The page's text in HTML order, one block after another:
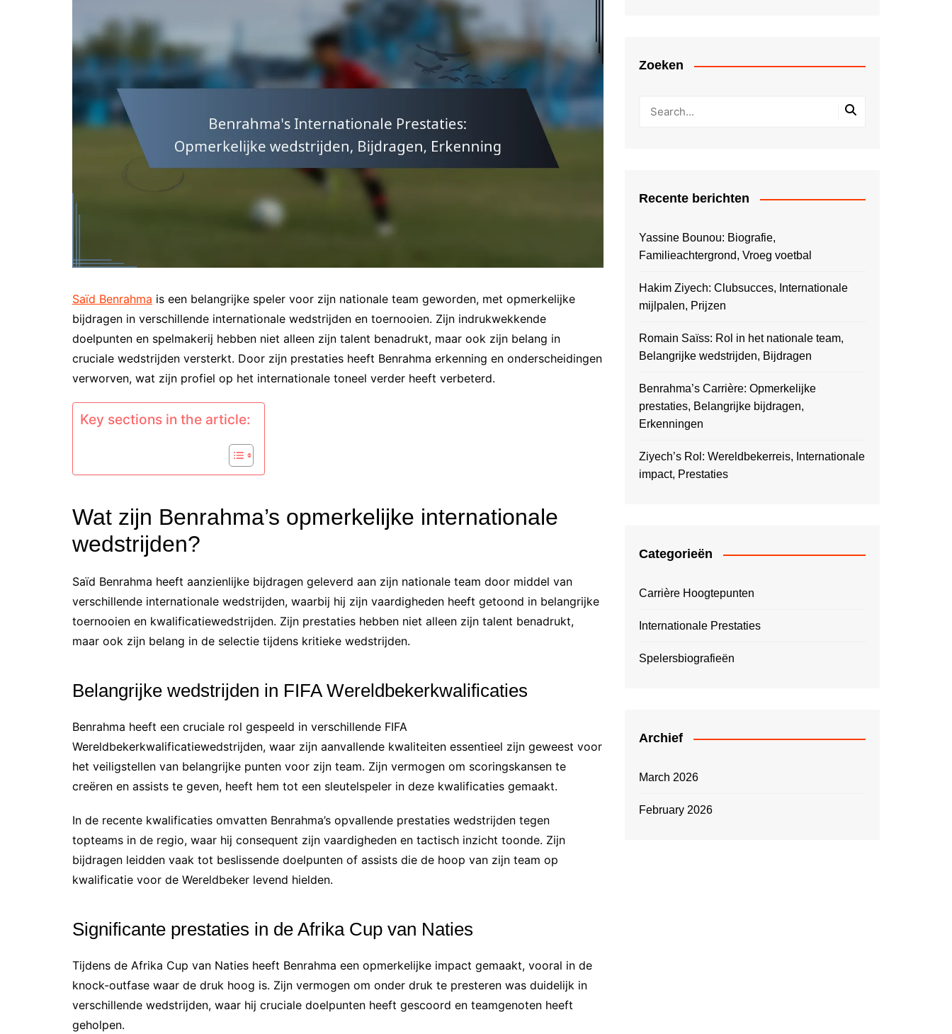
German (DE)
Spanish (ES)
Czech (CZ)
German (AT)
English (GB)
German (CH)
Japanese (JP)
Dutch (BE)
Estonian (EE)
Swedish (SE)
Saïd Benrahma is een belangrijke speler voor zijn nationale team geworden, met opmerkelijke
bijdragen in verschillende internationale wedstrijden en toernooien. Zijn indrukwekkende
doelpunten en spelmakerij hebben niet alleen zijn talent benadrukt, maar ook zijn belang in
cruciale wedstrijden versterkt. Door zijn prestaties heeft Benrahma erkenning en onderscheidingen
verworven, wat zijn profiel op het internationale toneel verder heeft verbeterd.
Key sections in the article:
Wat zijn Benrahma’s opmerkelijke internationale
wedstrijden?
Saïd Benrahma heeft aanzienlijke bijdragen geleverd aan zijn nationale team door middel van
verschillende internationale wedstrijden, waarbij hij zijn vaardigheden heeft getoond in belangrijke
toernooien en kwalificatiewedstrijden. Zijn prestaties hebben niet alleen zijn talent benadrukt,
maar ook zijn belang in de selectie tijdens kritieke wedstrijden.
Belangrijke wedstrijden in FIFA Wereldbekerkwalificaties
Benrahma heeft een cruciale rol gespeeld in verschillende FIFA
Wereldbekerkwalificatiewedstrijden, waar zijn aanvallende kwaliteiten essentieel zijn geweest voor
het veiligstellen van belangrijke punten voor zijn team. Zijn vermogen om scoringskansen te
creëren en assists te geven, heeft hem tot een sleutelspeler in deze kwalificaties gemaakt.
In de recente kwalificaties omvatten Benrahma’s opvallende prestaties wedstrijden tegen
topteams in de regio, waar hij consequent zijn vaardigheden en tactisch inzicht toonde. Zijn
bijdragen leidden vaak tot beslissende doelpunten of assists die de hoop van zijn team op
kwalificatie voor de Wereldbeker levend hielden.
Significante prestaties in de Afrika Cup van Naties
Tijdens de Afrika Cup van Naties heeft Benrahma een opmerkelijke impact gemaakt, vooral in de
knock-outfase waar de druk hoog is. Zijn vermogen om onder druk te presteren was duidelijk in
verschillende wedstrijden, waar hij cruciale doelpunten heeft gescoord en teamgenoten heeft
geholpen.
Zoeken
Recente berichten
Yassine Bounou: Biografie,
Familieachtergrond, Vroeg voetbal
Hakim Ziyech: Clubsucces, Internationale
mijlpalen, Prijzen
Romain Saïss: Rol in het nationale team,
Belangrijke wedstrijden, Bijdragen
Benrahma’s Carrière: Opmerkelijke
prestaties, Belangrijke bijdragen,
Erkenningen
Ziyech’s Rol: Wereldbekerreis, Internationale
impact, Prestaties
Categorieën
Carrière Hoogtepunten
Internationale Prestaties
Spelersbiografieën
Archief
March 2026
February 2026